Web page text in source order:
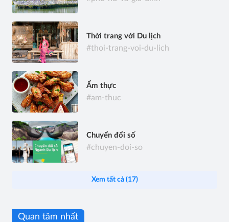
Thời trang với Du lịch
#thoi-trang-voi-du-lich
Ẩm thực
#am-thuc
Chuyển đổi số
#chuyen-doi-so
Xem tất cả (17)
Quan tâm nhất